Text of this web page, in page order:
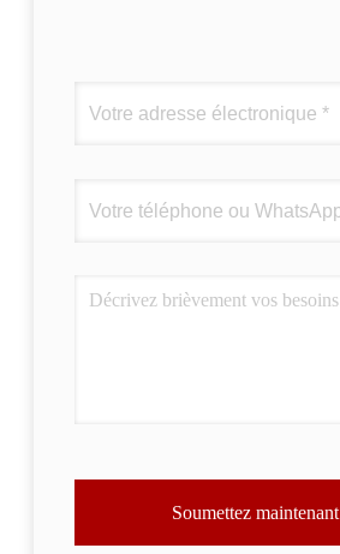
Soumettez maintenant